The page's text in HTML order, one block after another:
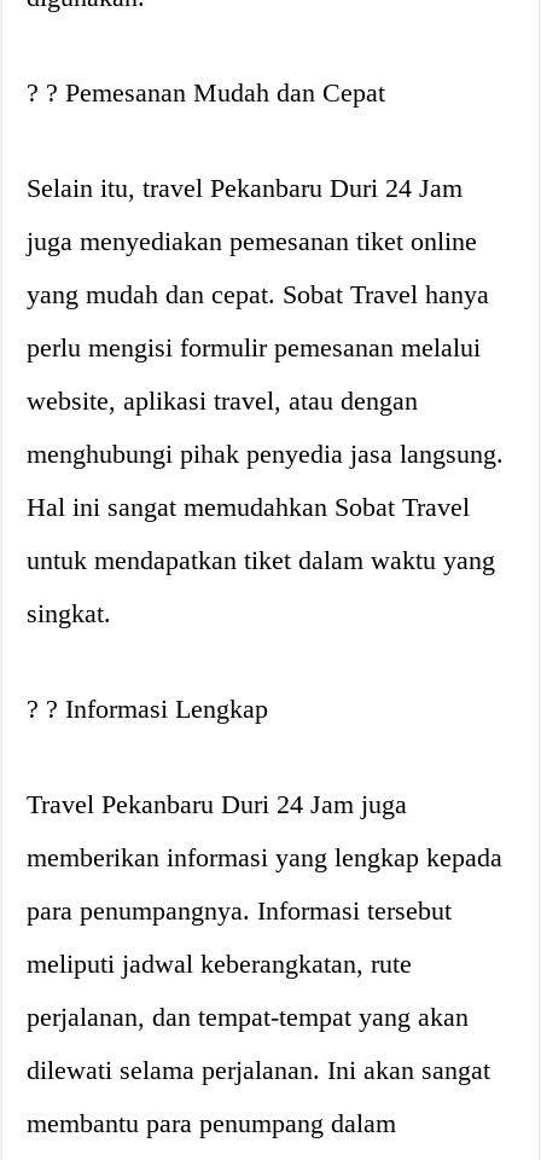
? ? Pemesanan Mudah dan Cepat
Selain itu, travel Pekanbaru Duri 24 Jam
juga menyediakan pemesanan tiket online
yang mudah dan cepat. Sobat Travel hanya
perlu mengisi formulir pemesanan melalui
website, aplikasi travel, atau dengan
menghubungi pihak penyedia jasa langsung.
Hal ini sangat memudahkan Sobat Travel
untuk mendapatkan tiket dalam waktu yang
singkat.
? ? Informasi Lengkap
Travel Pekanbaru Duri 24 Jam juga
memberikan informasi yang lengkap kepada
para penumpangnya. Informasi tersebut
meliputi jadwal keberangkatan, rute
perjalanan, dan tempat-tempat yang akan
dilewati selama perjalanan. Ini akan sangat
membantu para penumpang dalam